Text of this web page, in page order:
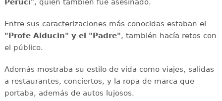
Entre sus caracterizaciones más conocidas estaban el
"Profe Alducin" y el "Padre", también hacía retos con
el público.
Además mostraba su estilo de vida como viajes, salidas
a restaurantes, conciertos, y la ropa de marca que
portaba, además de autos lujosos.